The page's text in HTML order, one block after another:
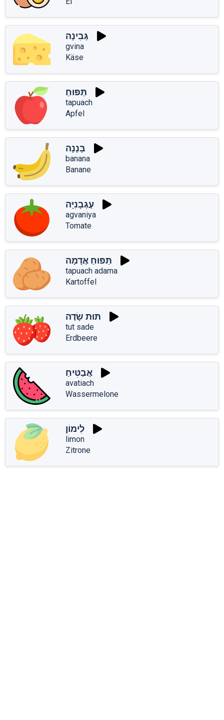
גְּבִינָה
gvina
Käse
תַּפּוּחַ
tapuach
Apfel
בָּנָנָה
banana
Banane
עַגְבָנִיָּה
agvaniya
Tomate
תַּפּוּחַ אֲדָמָה
tapuach adama
Kartoffel
תּוּת שָׂדֶה
tut sade
Erdbeere
אֲבַטִּיחַ
avatiach
Wassermelone
לִימוֹן
limon
Zitrone